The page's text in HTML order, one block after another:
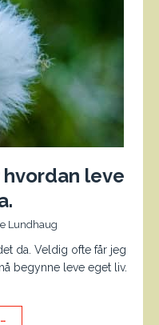
leve
Lundhaug
da. Veldig ofte får jeg
begynne leve eget liv.